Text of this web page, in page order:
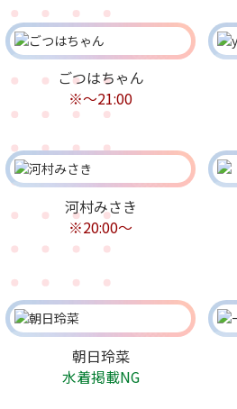
ごつはちゃん
※〜21:00
河村みさき
※20:00〜
朝日玲菜
水着掲載NG